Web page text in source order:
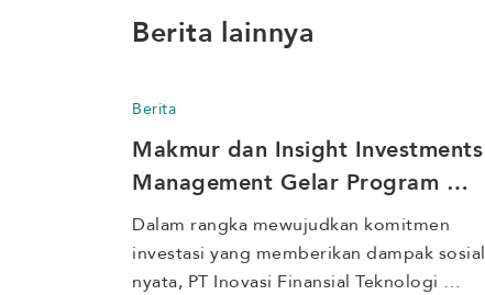
Berita lainnya
Berita
Makmur dan Insight Investments
Management Gelar Program
Edukasi U-DETECT Jakarta di
SMAN 48 Jakarta
Dalam rangka mewujudkan komitmen
investasi yang memberikan dampak sosial
nyata, PT Inovasi Finansial Teknologi